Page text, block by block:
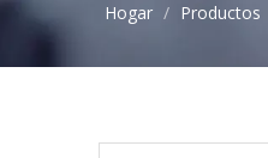
Hogar / Productos